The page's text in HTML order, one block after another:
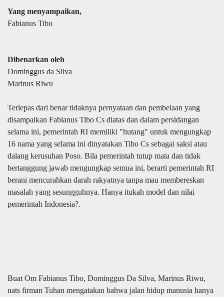
Yang menyampaikan,
Fabianus Tibo
Dibenarkan oleh
Dominggus da Silva
Marinus Riwu
Terlepas dari benar tidaknya pernyataan dan pembelaan yang
disampaikan Fabianus Tibo Cs diatas dan dalam persidangan
selama ini, pemerintah RI memiliki "hutang" untuk mengungkap
16 nama yang selama ini dinyatakan Tibo Cs sebagai saksi atau
dalang kerusuhan Poso. Bila pemerintah tutup mata dan tidak
bertanggung jawab mengungkap semua ini, berarti pemerintah RI
berani mencurahkan darah rakyatnya tanpa mau membereskan
masalah yang sesungguhnya. Hanya itukah model dan nilai
pemerintah Indonesia?.
Buat Om Fabianus Tibo, Dominggus Da Silva, Marinus Riwu,
nats firman Tuhan mengatakan bahwa jalan hidup manusia hanya